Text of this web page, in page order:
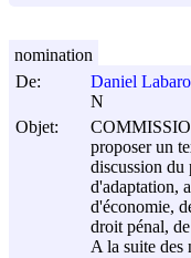
De:
Daniel
N
Objet:
proposer un
discussion du
d'adaptation,
d'économie,
droit pénal,
A la suite des
nomination